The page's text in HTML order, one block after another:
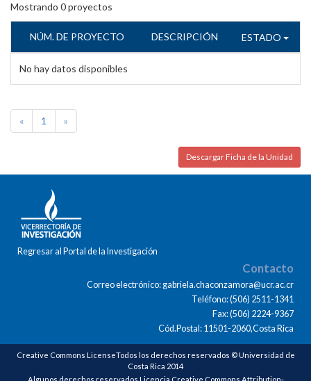
Mostrando 0proyectos
NÚM. DE PROYECTO DESCRIPCIÓN ESTADO
No hay datos disponibles
« 1 »
Descargar Ficha de la Unidad
Regresar al Portal de la Investigación
Contacto
Correo electrónico: gabriela.chaconzamora@ucr.ac.cr
Teléfono: (506) 2511-1341
Fax: (506) 2224-9367
Cód.Postal: 11501-2060,Costa Rica
Creative Commons LicenseTodos los derechos reservados © Universidad de
Costa Rica 2014